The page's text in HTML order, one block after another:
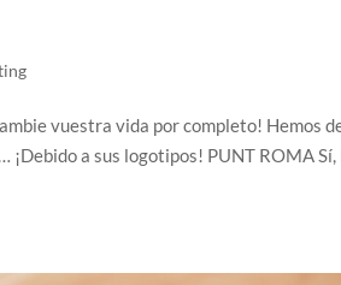
vuestra vida por completo! Hemos
a sus logotipos! PUNT ROMA Sí,